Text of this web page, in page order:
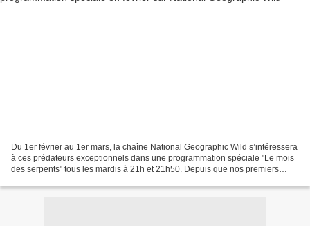
Du 1er février au 1er mars, la chaîne National Geographic Wild s’intéressera
à ces prédateurs exceptionnels dans une programmation spéciale "Le mois
des serpents" tous les mardis à 21h et 21h50. Depuis que nos premiers